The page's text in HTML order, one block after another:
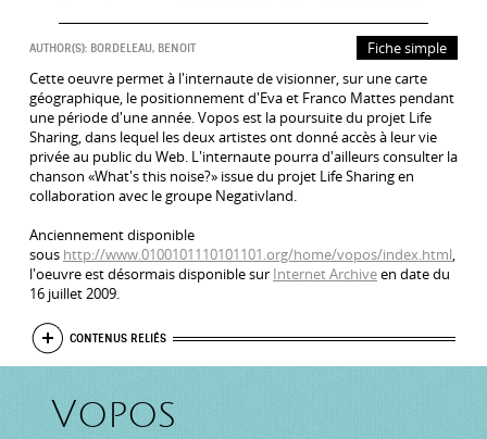
AUTHOR(S): BORDELEAU, BENOIT
Fiche simple
Cette oeuvre permet à l'internaute de visionner, sur une carte
géographique, le positionnement d'Eva et Franco Mattes pendant
une période d'une année. Vopos est la poursuite du projet Life
Sharing, dans lequel les deux artistes ont donné accès à leur vie
privée au public du Web. L'internaute pourra d'ailleurs consulter la
chanson «What's this noise?» issue du projet Life Sharing en
collaboration avec le groupe Negativland.
Anciennement disponible
sous http://www.0100101110101101.org/home/vopos/index.html,
l'oeuvre est désormais disponible sur Internet Archiveen date du
16 juillet 2009.
SHOW
CONTENUS RELIÉS
Vopos